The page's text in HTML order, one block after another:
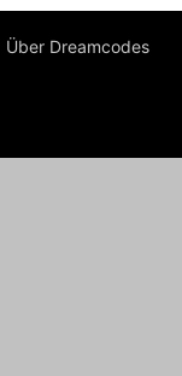
Über Dreamcodes